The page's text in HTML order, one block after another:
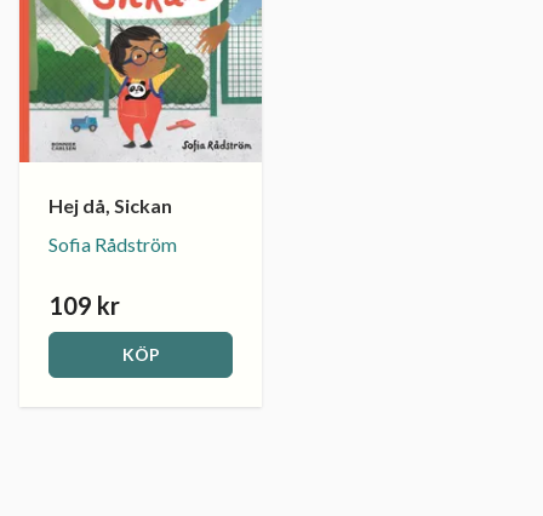
Hej då, Sickan
Sofia Rådström
109 kr
KÖP